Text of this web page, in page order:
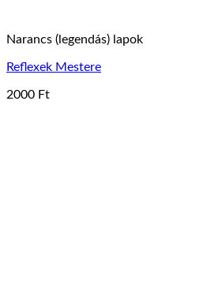
Narancs (legendás) lapok
Reflexek Mestere
2000 Ft